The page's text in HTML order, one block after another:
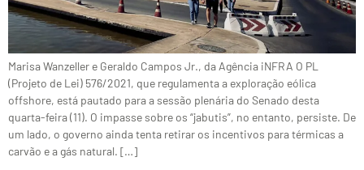
Marisa Wanzeller e Geraldo Campos Jr., da Agência iNFRA O PL
(Projeto de Lei) 576/2021, que regulamenta a exploração eólica
offshore, está pautado para a sessão plenária do Senado desta
quarta-feira (11). O impasse sobre os “jabutis”, no entanto, persiste. De
um lado, o governo ainda tenta retirar os incentivos para térmicas a
carvão e a gás natural. […]